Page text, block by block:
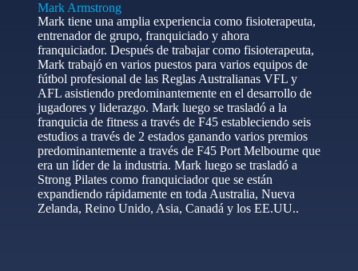
Mark Armstrong
Mark tiene una amplia experiencia como fisioterapeuta,
entrenador de grupo, franquiciado y ahora
franquiciador. Después de trabajar como fisioterapeuta,
Mark trabajó en varios puestos para varios equipos de
fútbol profesional de las Reglas Australianas VFL y
AFL asistiendo predominantemente en el desarrollo de
jugadores y liderazgo. Mark luego se trasladó a la
franquicia de fitness a través de F45 estableciendo seis
estudios a través de 2 estados ganando varios premios
predominantemente a través de F45 Port Melbourne que
era un líder de la industria. Mark luego se trasladó a
Strong Pilates como franquiciador que se están
expandiendo rápidamente en toda Australia, Nueva
Zelanda, Reino Unido, Asia, Canadá y los EE.UU..